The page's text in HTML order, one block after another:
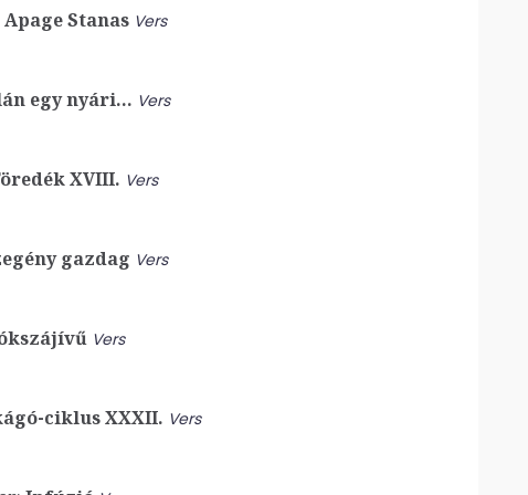
Apage Stanas Vers
egy nyári… Vers
XVIII. Vers
gazdag Vers
Vers
ciklus XXXII. Vers